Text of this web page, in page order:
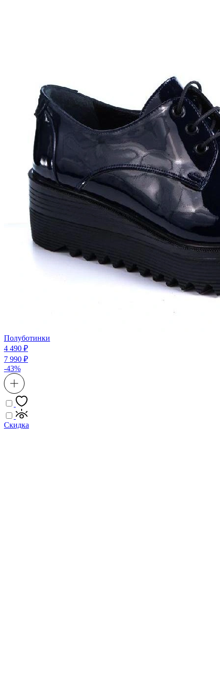
Полуботинки
4 490 ₽
7 990 ₽
-43%
Скидка